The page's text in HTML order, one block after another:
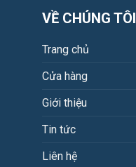
VỀ CHÚNG TÔI
Trang chủ
Cửa hàng
Giới thiệu
Tin tức
Liên hệ